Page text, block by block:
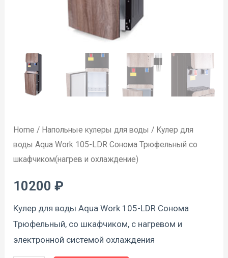
Home / Напольные кулеры для воды / Кулер для
воды Aqua Work 105-LDR Сонома Трюфельный со
шкафчиком(нагрев и охлаждение)
10200₽
Кулер для воды Aqua Work 105-LDR Сонома
Трюфельный, со шкафчиком, с нагревом и
электронной системой охлаждения
шкафчиком(нагрев
quantity